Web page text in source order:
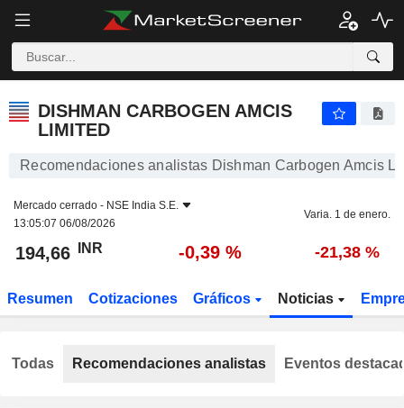
DISHMAN CARBOGEN AMCIS
LIMITED
Recomendaciones analistas Dishman Carbogen Amcis
Mercado cerrado - NSE India S.E.
13:05:07 06/08/2026
Varia. 1 de enero.
194,66 INR -0,39 % -21,38 %
Resumen Cotizaciones Gráficos Noticias
Todas Recomendaciones analistas Eventos